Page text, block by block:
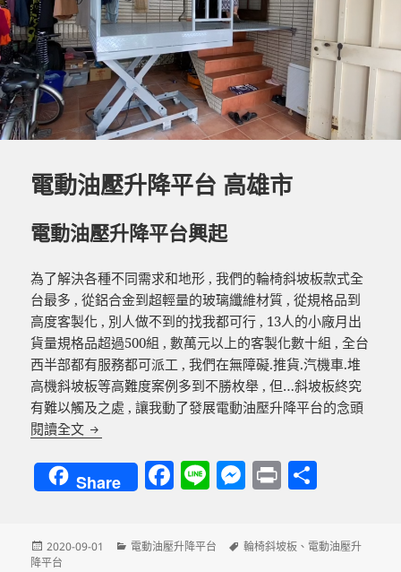
電動油壓升降平台 高雄市
電動油壓升降平台興起
為了解決各種不同需求和地形 , 我們的輪椅斜坡板款式全
台最多 , 從鋁合金到超輕量的玻璃纖維材質 , 從規格品到
高度客製化 , 別人做不到的找我都可行 , 13人的小廠月出
貨量規格品超過500組 , 數萬元以上的客製化數十組 , 全台
西半部都有服務都可派工 , 我們在無障礙.推貨.汽機車.堆
高機斜坡板等高難度案例多到不勝枚舉 , 但…斜坡板終究
有難以觸及之處 , 讓我動了發展電動油壓升降平台的念頭
閱讀全文 電動油壓升降平台 高雄市
Share F
c
e
Li
e
M
se
n
P
nt
發
佈
2020-09-01
分
電動油壓升降平台
標
輪椅斜坡板 、 電動油壓升
降平台